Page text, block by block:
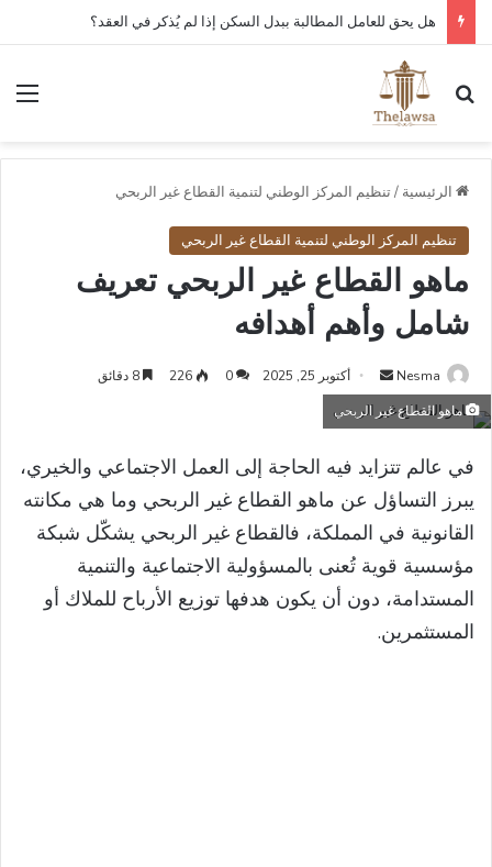
كم مدة قبول أو رفض عقد العمل الإلكتروني في قوى؟
بحث عن
الرئيسية /تنظيم المركز الوطني لتنمية القطاع غير الربحي
تنظيم المركز الوطني لتنمية القطاع غير الربحي
ماهو القطاع غير الربحي تعريف
شامل وأهم أهدافه
Nesma
أرسل
بريدا
إلكترونيا
أكتوبر 25, 2025 0
226
ماهو القطاع غير الربحي
في عالم تتزايد فيه الحاجة إلى العمل الاجتماعي والخيري،
يبرز التساؤل عن ماهو القطاع غير الربحي وما هي مكانته
القانونية في المملكة، فالقطاع غير الربحي يشكّل شبكة
مؤسسية قوية تُعنى بالمسؤولية الاجتماعية والتنمية
المستدامة، دون أن يكون هدفها توزيع الأرباح للملاك أو
المستثمرين.